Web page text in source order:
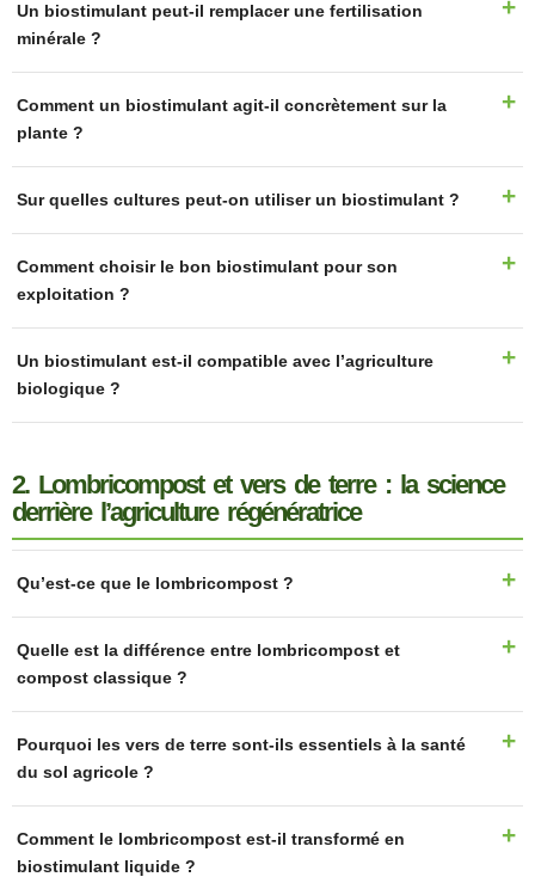
Un biostimulant peut-il remplacer une fertilisation
minérale ?
Comment un biostimulant agit-il concrètement sur la
plante ?
Sur quelles cultures peut-on utiliser un biostimulant ?
Comment choisir le bon biostimulant pour son
exploitation ?
Un biostimulant est-il compatible avec l’agriculture
biologique ?
2. Lombricompost et vers de terre : la science
derrière l’agriculture régénératrice
Qu’est-ce que le lombricompost ?
Quelle est la différence entre lombricompost et
compost classique ?
Pourquoi les vers de terre sont-ils essentiels à la santé
du sol agricole ?
Comment le lombricompost est-il transformé en
biostimulant liquide ?